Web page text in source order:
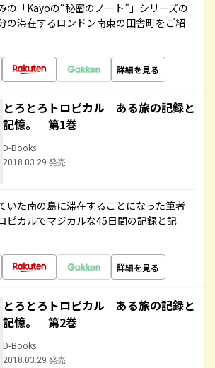
の「Kayoの“秘密のノート”」シリーズの
の滞在するロンドン南東の田舎町をご紹
詳細を見る
とろとろトロピカル ある旅の記録と
記憶。 第1巻
D-Books
2018.03.29 発売
いた南の島に滞在することになった筆者
ピカルでマジカルな45日間の記録と記
詳細を見る
とろとろトロピカル ある旅の記録と
記憶。 第2巻
D-Books
2018.03.29 発売